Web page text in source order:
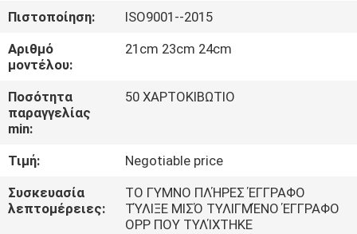
ΓΎΡΟΣ
ΕΡΓΟΣΤΑΣΊΩΝ
ΠΟΙΟΤΙΚΌΣ
ΈΛΕΓΧΟΣ
ΜΑΣ
ΕΛΆΤΕ
Πιστοποίηση:
ISO9001--2015
Αριθμό
μοντέλου:
21cm 23cm 24cm
Ποσότητα
παραγγελίας
min:
50 ΧΑΡΤΟΚΙΒΩΤΙΟ
Τιμή:
Negotiable price
Συσκευασία
λεπτομέρειες:
ΤΟ ΓΥΜΝΟ ΠΛΉΡΕΣ ΈΓΓΡΑΦΟ
ΤΎΛΙΞΕ ΜΙΣΌ ΤΥΛΙΓΜΈΝΟ ΈΓΓΡΑΦΟ
OPP ΠΟΥ ΤΥΛΊΧΤΗΚΕ